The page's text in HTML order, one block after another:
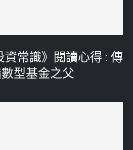
資常識》閱讀心得 : 傳
型基金之父